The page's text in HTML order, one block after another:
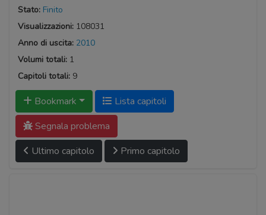
Stato: Finito
Visualizzazioni: 108031
Anno di uscita: 2010
Volumi totali: 1
Capitoli totali: 9
Bookmark
Lista capitoli
Segnala problema
Ultimo capitolo
Primo capitolo